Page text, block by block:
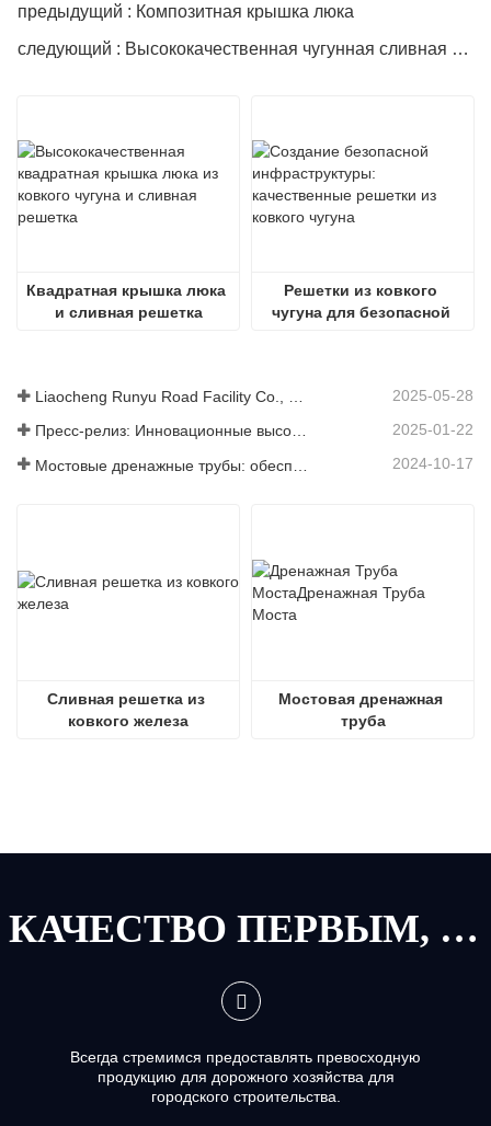
предыдущий : Композитная крышка люка
следующий : Высококачественная чугунная сливная решетка
Квадратная крышка люка
и сливная решетка
Решетки из ковкого
чугуна для безопасной
2025-05-28
Пресс-релиз: Инновационные высокопрочные водосточные решетки – повышение безопасности и эффективности городской инфраструктуры 2025-01-22
2024-10-17
Сливная решетка из
ковкого железа
Мостовая дренажная
труба
КАЧЕСТВО ПЕРВЫМ, СЕРВИС ПЕРВЫМ
Всегда стремимся предоставлять превосходную
продукцию для дорожного хозяйства для
городского строительства.